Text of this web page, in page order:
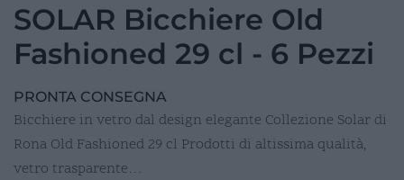
SOLAR Bicchiere Old
Fashioned 29 cl - 6 Pezzi
PRONTA CONSEGNA
Bicchiere in vetro dal design elegante Collezione Solar di
Rona Old Fashioned 29 cl Prodotti di altissima qualità,
vetro trasparente…